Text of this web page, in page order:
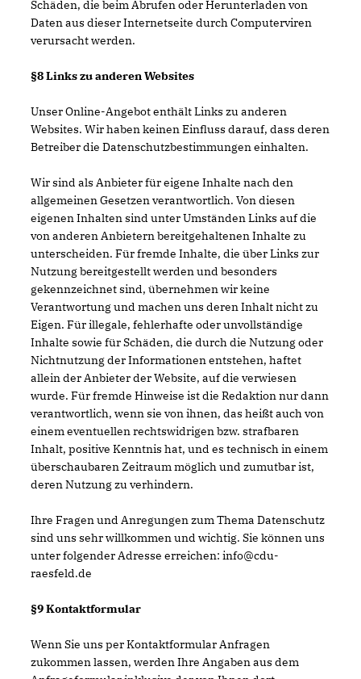
Schäden, die beim Abrufen oder Herunterladen von
Daten aus dieser Internetseite durch Computerviren
verursacht werden.
§8 Links zu anderen Websites
Unser Online-Angebot enthält Links zu anderen
Websites. Wir haben keinen Einfluss darauf, dass deren
Betreiber die Datenschutzbestimmungen einhalten.
Wir sind als Anbieter für eigene Inhalte nach den
allgemeinen Gesetzen verantwortlich. Von diesen
eigenen Inhalten sind unter Umständen Links auf die
von anderen Anbietern bereitgehaltenen Inhalte zu
unterscheiden. Für fremde Inhalte, die über Links zur
Nutzung bereitgestellt werden und besonders
gekennzeichnet sind, übernehmen wir keine
Verantwortung und machen uns deren Inhalt nicht zu
Eigen. Für illegale, fehlerhafte oder unvollständige
Inhalte sowie für Schäden, die durch die Nutzung oder
Nichtnutzung der Informationen entstehen, haftet
allein der Anbieter der Website, auf die verwiesen
wurde. Für fremde Hinweise ist die Redaktion nur dann
verantwortlich, wenn sie von ihnen, das heißt auch von
einem eventuellen rechtswidrigen bzw. strafbaren
Inhalt, positive Kenntnis hat, und es technisch in einem
überschaubaren Zeitraum möglich und zumutbar ist,
deren Nutzung zu verhindern.
Ihre Fragen und Anregungen zum Thema Datenschutz
sind uns sehr willkommen und wichtig. Sie können uns
unter folgender Adresse erreichen: info@cdu-
raesfeld.de
§9 Kontaktformular
Wenn Sie uns per Kontaktformular Anfragen
zukommen lassen, werden Ihre Angaben aus dem